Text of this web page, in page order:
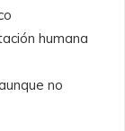
humana
no